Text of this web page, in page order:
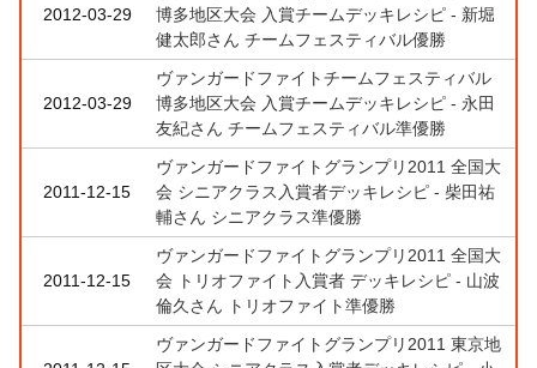
2012-03-29
博多地区大会 入賞チームデッキレシピ - 新堀
健太郎さん チームフェスティバル優勝
2012-03-29
ヴァンガードファイトチームフェスティバル
博多地区大会 入賞チームデッキレシピ - 永田
友紀さん チームフェスティバル準優勝
2011-12-15
ヴァンガードファイトグランプリ2011 全国大
会 シニアクラス入賞者デッキレシピ - 柴田祐
輔さん シニアクラス準優勝
2011-12-15
ヴァンガードファイトグランプリ2011 全国大
会 トリオファイト入賞者 デッキレシピ - 山波
倫久さん トリオファイト準優勝
ヴァンガードファイトグランプリ2011 東京地